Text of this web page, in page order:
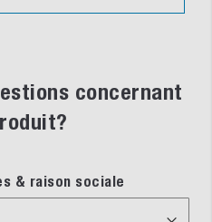
concernant
& raison sociale